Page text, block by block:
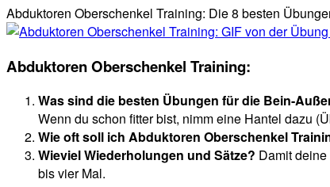
Abduktoren Oberschenkel Training: Die 8 besten
Abduktoren Oberschenkel Training:
Was sind die besten Übungen für die Bein-
Wenn du schon fitter bist, nimm eine Hantel dazu
Wie oft soll ich Abduktoren Oberschenkel
Wieviel Wiederholungen und Sätze? Damit
bis vier Mal.